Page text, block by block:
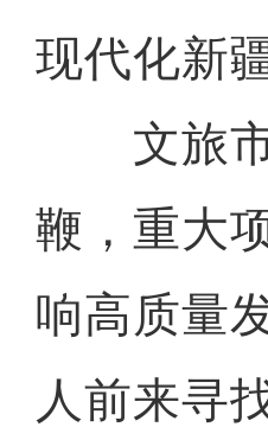
现代化新
文旅市
鞭，重大
响高质量
人前来寻